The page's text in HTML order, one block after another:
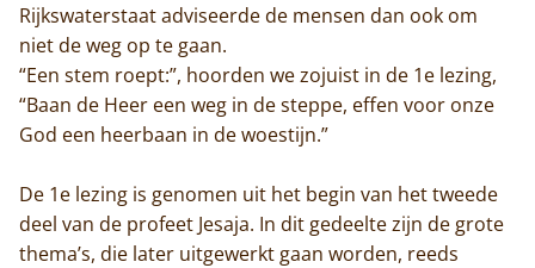
Rijkswaterstaat adviseerde de mensen dan ook om
niet de weg op te gaan.
“Een stem roept:”, hoorden we zojuist in de 1e lezing,
“Baan de Heer een weg in de steppe, effen voor onze
God een heerbaan in de woestijn.”
De 1e lezing is genomen uit het begin van het tweede
deel van de profeet Jesaja. In dit gedeelte zijn de grote
thema’s, die later uitgewerkt gaan worden, reeds